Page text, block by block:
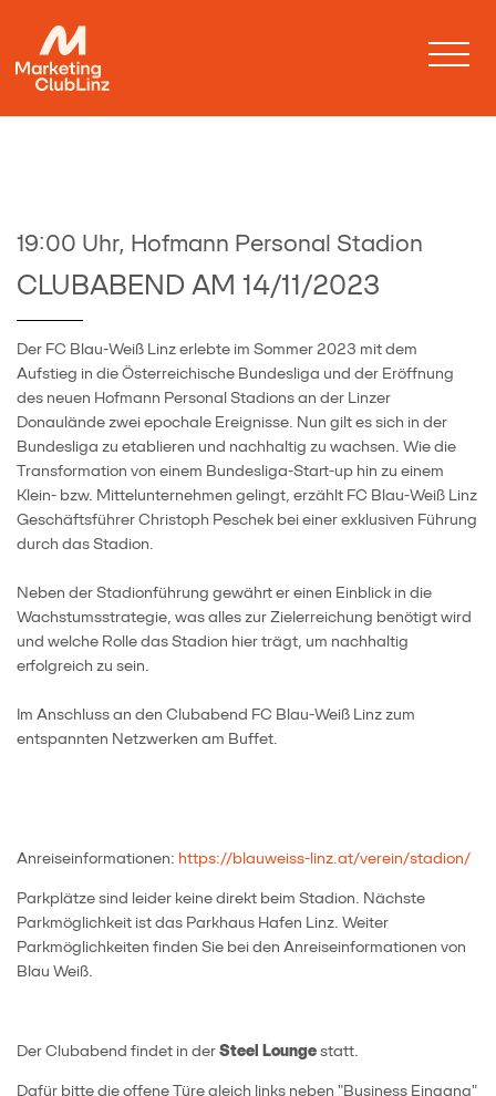
19:00 Uhr, Hofmann Personal Stadion
CLUBABEND AM 14/11/2023
Der FC Blau-Weiß Linz erlebte im Sommer 2023 mit dem
Aufstieg in die Österreichische Bundesliga und der Eröffnung
des neuen Hofmann Personal Stadions an der Linzer
Donaulände zwei epochale Ereignisse. Nun gilt es sich in der
Bundesliga zu etablieren und nachhaltig zu wachsen. Wie die
Transformation von einem Bundesliga-Start-up hin zu einem
Klein- bzw. Mittelunternehmen gelingt, erzählt FC Blau-Weiß Linz
Geschäftsführer Christoph Peschek bei einer exklusiven Führung
durch das Stadion.
Neben der Stadionführung gewährt er einen Einblick in die
Wachstumsstrategie, was alles zur Zielerreichung benötigt wird
und welche Rolle das Stadion hier trägt, um nachhaltig
erfolgreich zu sein.
Im Anschluss an den Clubabend FC Blau-Weiß Linz zum
entspannten Netzwerken am Buffet.
Anreiseinformationen: https://blauweiss-linz.at/verein/stadion/
Parkplätze sind leider keine direkt beim Stadion. Nächste
Parkmöglichkeit ist das Parkhaus Hafen Linz. Weiter
Parkmöglichkeiten finden Sie bei den Anreiseinformationen von
Blau Weiß.
Der Clubabend findet in derSteel Loungestatt.
Dafür bitte die offene Türe gleich links neben "Business Eingang"